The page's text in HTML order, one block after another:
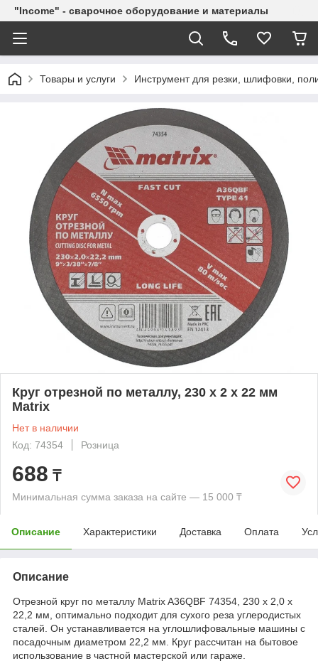
"Income" - сварочное оборудование и материалы
Товары и услуги Инструмент для резки, шлифовки,
Круг отрезной по металлу, 230 х 2 х 22 мм
Matrix
Нет в наличии
Код: 74354
Розница
688 ₸
Минимальная сумма заказа на сайте — 15 000 ₸
Описание Характеристики Доставка Оплата
Описание
Отрезной круг по металлу Matrix A36QBF 74354, 230 х 2,0 х
22,2 мм, оптимально подходит для сухого реза углеродистых
сталей. Он устанавливается на углошлифовальные машины с
посадочным диаметром 22,2 мм. Круг рассчитан на бытовое
использование в частной мастерской или гараже.